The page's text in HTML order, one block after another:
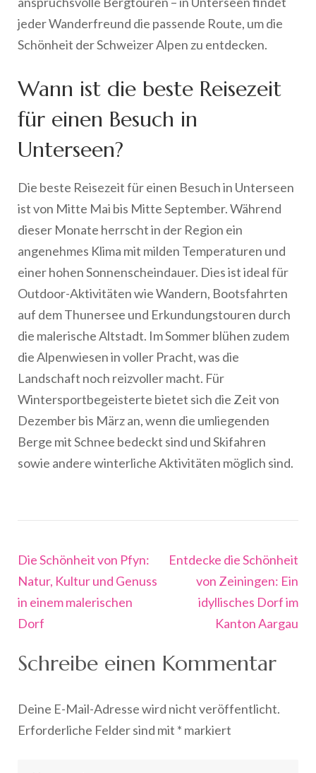
jeder Wanderfreund die passende Route, um die
Schönheit der Schweizer Alpen zu entdecken.
Wann ist die beste Reisezeit
für einen Besuch in
Unterseen?
Die beste Reisezeit für einen Besuch in Unterseen
ist von Mitte Mai bis Mitte September. Während
dieser Monate herrscht in der Region ein
angenehmes Klima mit milden Temperaturen und
einer hohen Sonnenscheindauer. Dies ist ideal für
Outdoor-Aktivitäten wie Wandern, Bootsfahrten
auf dem Thunersee und Erkundungstouren durch
die malerische Altstadt. Im Sommer blühen zudem
die Alpenwiesen in voller Pracht, was die
Landschaft noch reizvoller macht. Für
Wintersportbegeisterte bietet sich die Zeit von
Dezember bis März an, wenn die umliegenden
Berge mit Schnee bedeckt sind und Skifahren
sowie andere winterliche Aktivitäten möglich sind.
Beitragsnavigation
Die Schönheit von Pfyn:
Natur, Kultur und Genuss
in einem malerischen
Dorf
Entdecke die Schönheit
von Zeiningen: Ein
idyllisches Dorf im
Kanton Aargau
Schreibe einen Kommentar
Deine E-Mail-Adresse wird nicht veröffentlicht.
Erforderliche Felder sind mit * markiert